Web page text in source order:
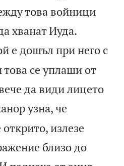
това войници
хванат Иуда.
е дошъл при него с
това се уплаши от
да види лицето
узна, че
излезе
близо до